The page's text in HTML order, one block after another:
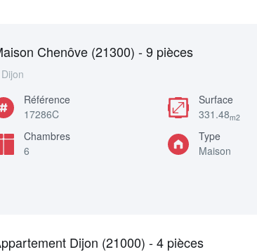
Chenôve (21300) - 9 pièces
Référence
17286C
Surface
331.48m2
Chambres
6
Type
Maison
Dijon (21000) - 4 pièces